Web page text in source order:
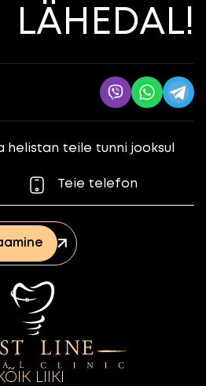
LÄHEDAL!
helistan teile tunni jooksul
LIIKI